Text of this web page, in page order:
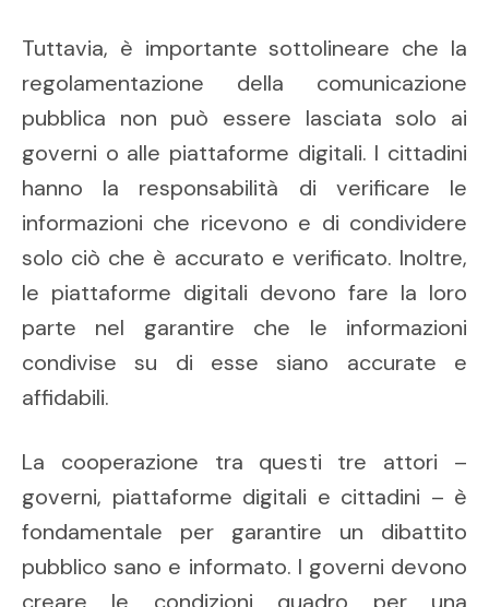
Tuttavia, è importante sottolineare che la
regolamentazione della comunicazione
pubblica non può essere lasciata solo ai
governi o alle piattaforme digitali. I cittadini
hanno la responsabilità di verificare le
informazioni che ricevono e di condividere
solo ciò che è accurato e verificato. Inoltre,
le piattaforme digitali devono fare la loro
parte nel garantire che le informazioni
condivise su di esse siano accurate e
affidabili.
La cooperazione tra questi tre attori –
governi, piattaforme digitali e cittadini – è
fondamentale per garantire un dibattito
pubblico sano e informato. I governi devono